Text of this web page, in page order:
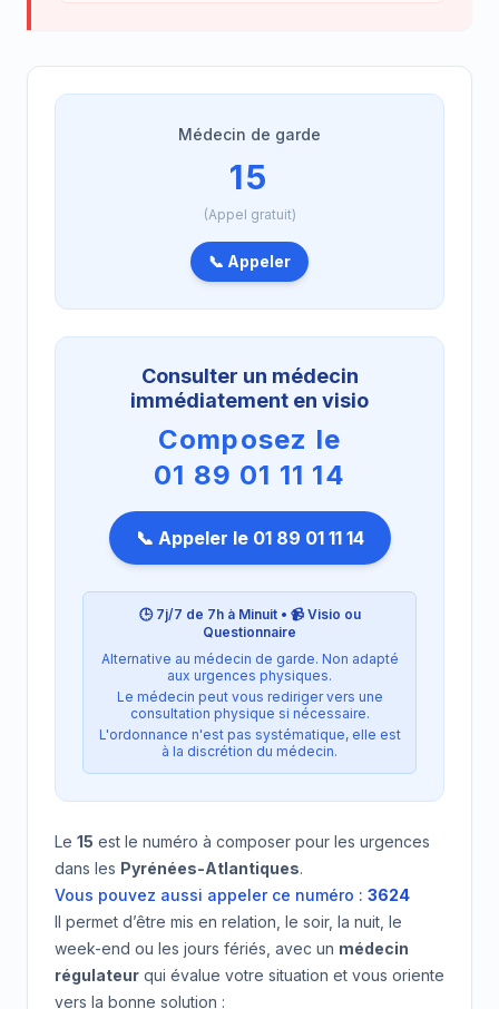
Médecin de garde
15
(Appel gratuit)
📞 Appeler
Consulter un médecin
immédiatement en visio
Composez le
01 89 01 11 14
📞 Appeler le 01 89 01 11 14
🕒 7j/7 de 7h à Minuit • 📹 Visio ou
Questionnaire
Alternative au médecin de garde. Non adapté
aux urgences physiques.
Le médecin peut vous rediriger vers une
consultation physique si nécessaire.
L'ordonnance n'est pas systématique, elle est
à la discrétion du médecin.
Le 15 est le numéro à composer pour les urgences
dans les Pyrénées-Atlantiques.
Vous pouvez aussi appeler ce numéro : 3624
Il permet d’être mis en relation, le soir, la nuit, le
week-end ou les jours fériés, avec un médecin
régulateur qui évalue votre situation et vous oriente
vers la bonne solution :